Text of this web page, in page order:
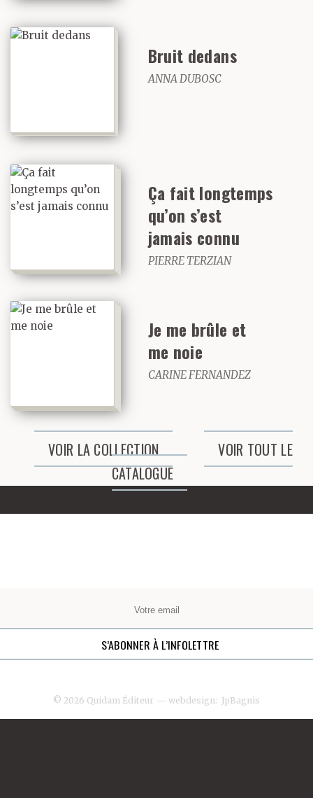
Bruit dedans
ANNA DUBOSC
Ça fait longtemps
qu’on s’est
jamais connu
PIERRE TERZIAN
Je me brûle et
me noie
CARINE FERNANDEZ
VOIR LA COLLECTION
VOIR TOUT LE
CATALOGUE
© 2026 Quidam Éditeur — webdesign: JpBagnis